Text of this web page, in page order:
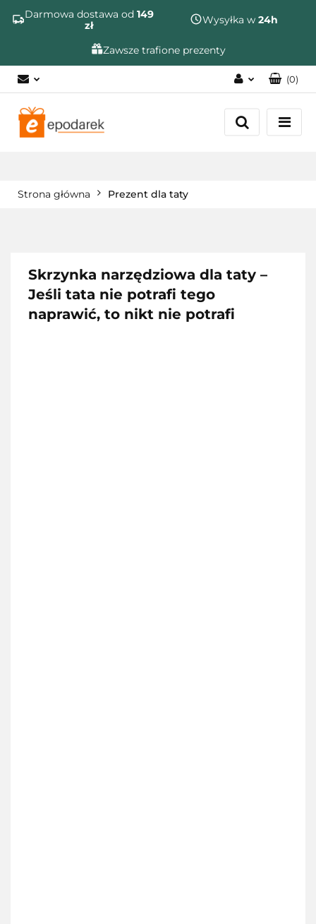
Darmowa dostawa od 149
zł
Wysyłka w 24h
Zawsze trafione prezenty
Szukaj
Zaloguj się
Zarejestruj się
(0)
Strona główna Prezent dla taty
Skrzynka narzędziowa dla taty –
Jeśli tata nie potrafi tego
naprawić, to nikt nie potrafi